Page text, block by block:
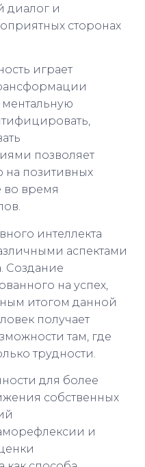
диалог и
сторонах
играет
позволяет
на позитивных
во время
интеллекта
аспектами
Создание
на успех,
итогом данной
получает
там, где
трудности.
для более
собственных
и